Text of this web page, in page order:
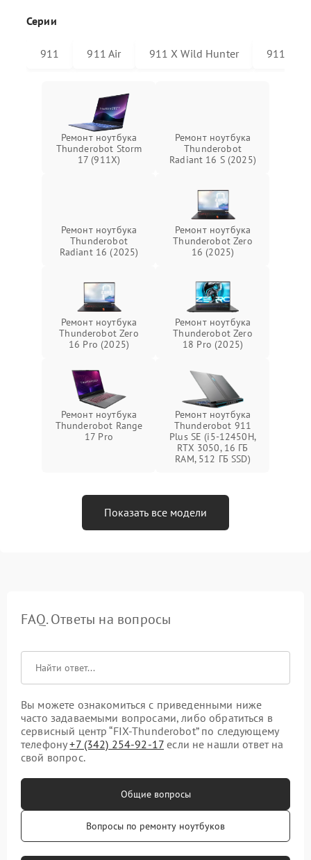
Серии
911 911 Air 911 X Wild Hunter 911 Plus
Ремонт ноутбука
Thunderobot Storm
17 (911X)
Ремонт ноутбука
Thunderobot
Radiant 16 S (2025)
Ремонт ноутбука
Thunderobot
Radiant 16 (2025)
Ремонт ноутбука
Thunderobot Zero
16 (2025)
Ремонт ноутбука
Thunderobot Zero
16 Pro (2025)
Ремонт ноутбука
Thunderobot Zero
18 Pro (2025)
Ремонт ноутбука
Thunderobot Range
17 Pro
Ремонт ноутбука
Thunderobot 911
Plus SE (i5-12450H,
RTX 3050, 16 ГБ
RAM, 512 ГБ SSD)
Показать все модели
FAQ. Ответы на вопросы
Вы можете ознакомиться с приведенными ниже
часто задаваемыми вопросами, либо обратиться в
сервисный центр “FIX-Thunderobot” по следующему
телефону+7 (342) 254-92-17 если не нашли ответ на
свой вопрос.
Общие вопросы
Вопросы по ремонту ноутбуков